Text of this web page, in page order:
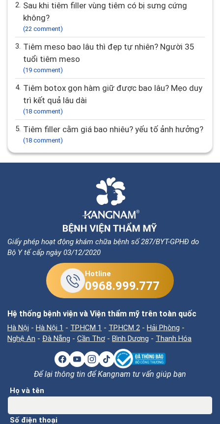
2. Sau khi tiêm filler vùng tiêm có bị sưng cứng
không?
(22 comment)
3. Tiêm meso bao lâu thì đẹp tự nhiên? Người 35
tuổi tiêm meso
(19 comment)
4. Tiêm botox gọn hàm giữ được bao lâu? Mẹo duy
trì kết quả lâu dài
(18 comment)
5. Tiêm filler cằm giá bao nhiêu? yếu tố ảnh hưởng?
(18 comment)
Giấy phép hoạt động khám chữa bệnh số 287/BYT-GPHĐ do
Bộ Y tế cấp ngày 03/12/2020
Hotline
0968.999.777
Hệ thống bệnh viện và Viện thẩm mỹ trên toàn quốc
Hà Nội - Hà Nội 1 - TP.HCM 1 - TP.HCM 2 - Hải Phòng -
Nghệ An - Đà Nẵng - Cần Thơ - Bình Dương - Thanh Hóa
Để lại thông tin để Kangnam tư vấn giúp bạn
Họ và tên
Số điện thoại